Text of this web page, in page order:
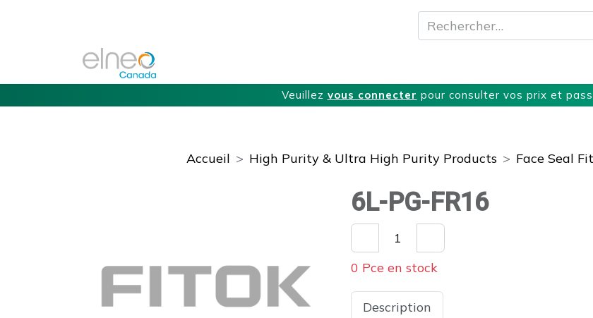
Veuillez vous connecter pour consulter vos prix et
Accueil High Purity & Ultra High Purity Products Face Seal
6L-PG-FR16
0 Pce en stock
Description